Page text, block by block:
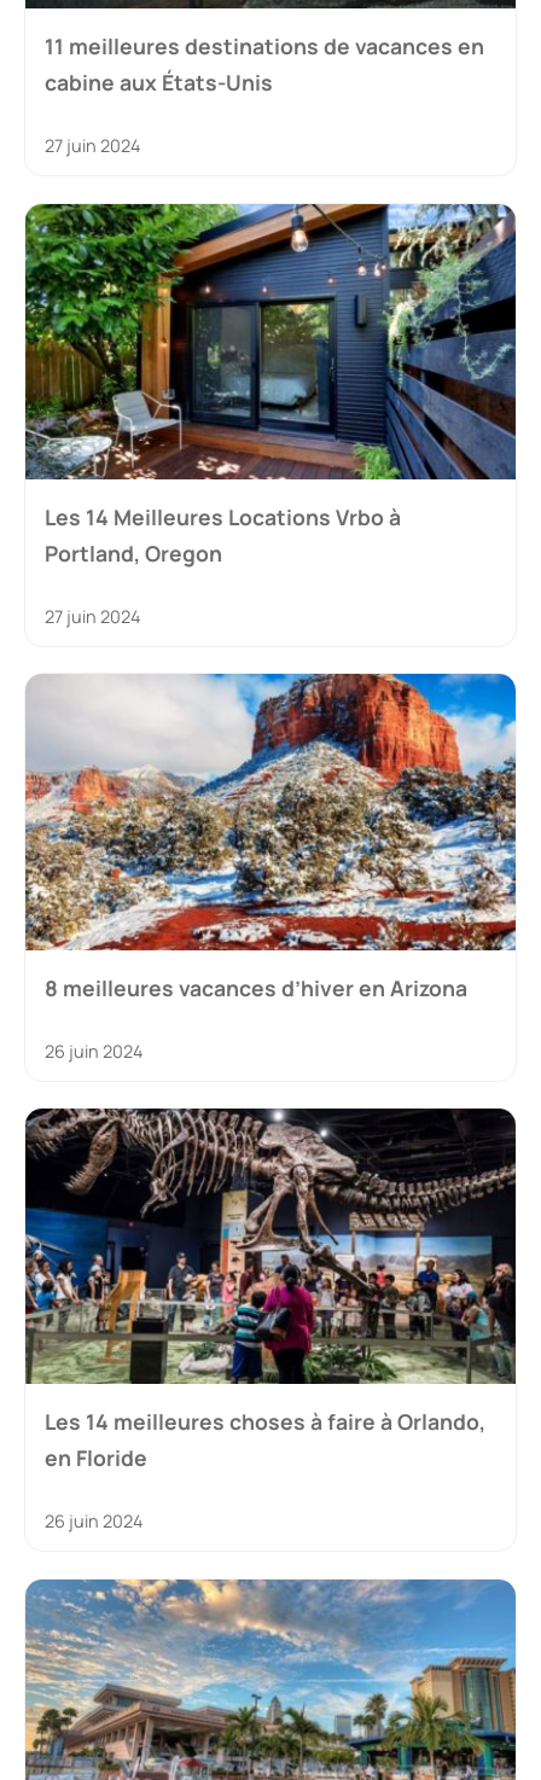
11 meilleures destinations de vacances en
cabine aux États-Unis
27 juin 2024
Les 14 Meilleures Locations Vrbo à
Portland, Oregon
27 juin 2024
8 meilleures vacances d’hiver en Arizona
26 juin 2024
Les 14 meilleures choses à faire à Orlando,
en Floride
26 juin 2024